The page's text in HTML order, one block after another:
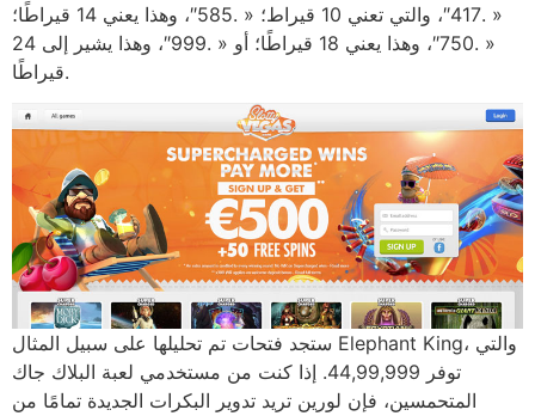
« .417″، والتي تعني 10 قيراط؛ « .585″، وهذا يعني 14 قيراطًا؛
« .750″، وهذا يعني 18 قيراطًا؛ أو « .999″، وهذا يشير إلى 24
قيراطًا.
ستجد فتحات تم تحليلها على سبيل المثال Elephant King، والتي
توفر 44,99,999. إذا كنت من مستخدمي لعبة البلاك جاك
المتحمسين، فإن لورين تريد تدوير البكرات الجديدة تمامًا من